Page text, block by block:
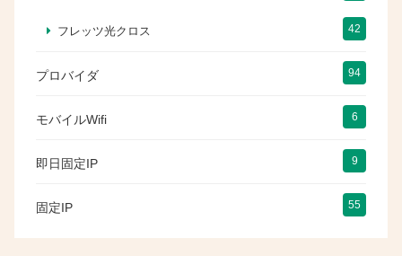
フレッツ光クロス 42
プロバイダ 94
モバイルWifi 6
即日固定IP 9
固定IP 55